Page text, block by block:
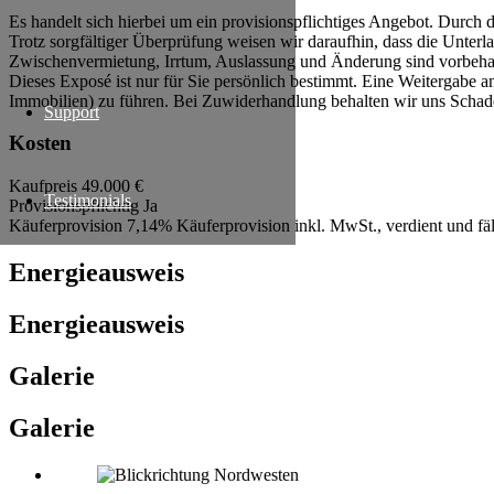
Support
Testimonials
Es handelt sich hierbei um ein provisionspflichtiges Angebot.
Trotz sorgfältiger Überprüfung weisen wir daraufhin, dass die
Zwischenvermietung, Irrtum, Auslassung und Änderung sind
Dieses Exposé ist nur für Sie persönlich bestimmt. Eine
Immobilien) zu führen. Bei Zuwiderhandlung behalten wir uns
Kosten
Kaufpreis 49.000 €
Provisionspflichtig Ja
Käuferprovision 7,14% Käuferprovision inkl. MwSt., verdient und
Energieausweis
Energieausweis
Galerie
Galerie